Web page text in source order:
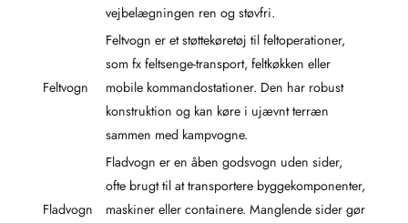
vejbelægningen ren og støvfri.
Feltvogn
Feltvogn er et støttekøretøj til feltoperationer,
som fx feltsenge-transport, feltkøkken eller
mobile kommandostationer. Den har robust
konstruktion og kan køre i ujævnt terræn
sammen med kampvogne.
Fladvogn
Fladvogn er en åben godsvogn uden sider,
ofte brugt til at transportere byggekomponenter,
maskiner eller containere. Manglende sider gør